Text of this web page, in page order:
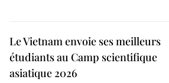
Le Vietnam envoie ses meilleurs
étudiants au Camp scientifique
asiatique 2026